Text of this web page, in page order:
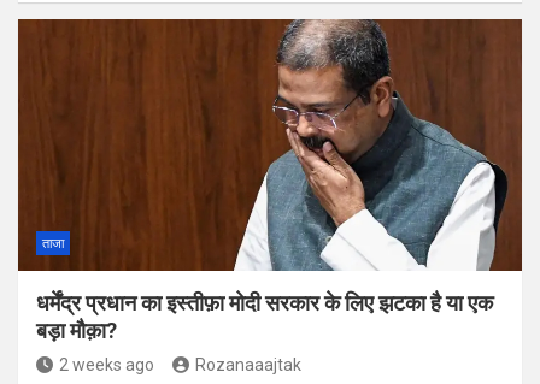
ताजा
धर्मेंद्र प्रधान का इस्तीफ़ा मोदी सरकार के लिए झटका है या एक
बड़ा मौक़ा?
2 weeks ago Rozanaaajtak